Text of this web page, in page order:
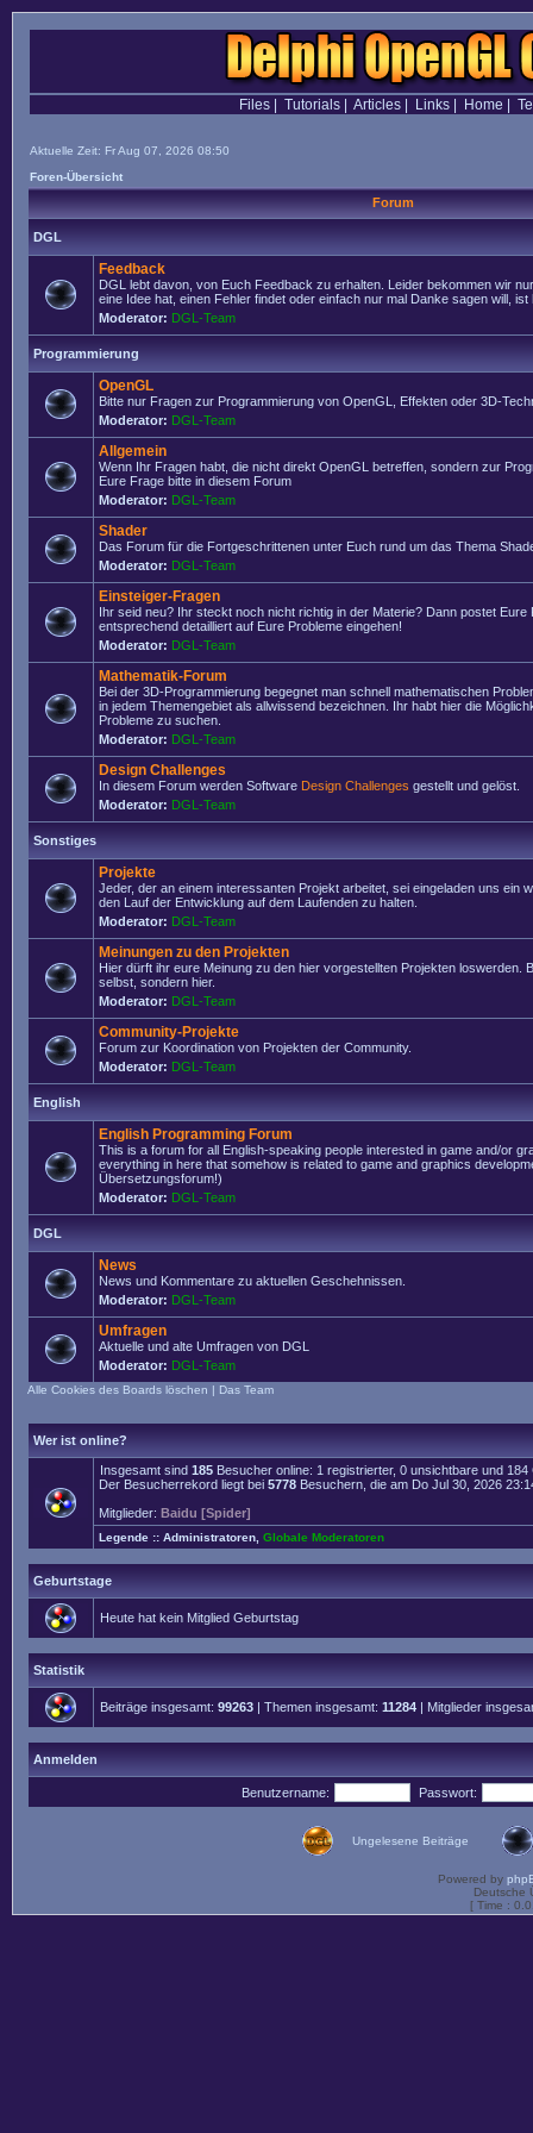
Files| Tutorials| Articles| Links| Home
Aktuelle Zeit: Fr Aug 07, 2026 08:50
Foren-Übersicht
Forum
DGL
Feedback
DGL lebt davon, von Euch Feedback zu erhalten. Leider bekommen wir
eine Idee hat, einen Fehler findet oder einfach nur mal Danke sagen will, ist
Moderator: DGL-Team
Programmierung
OpenGL
Bitte nur Fragen zur Programmierung von OpenGL, Effekten oder 3D-
Moderator: DGL-Team
Allgemein
Wenn Ihr Fragen habt, die nicht direkt OpenGL betreffen, sondern zur
Eure Frage bitte in diesem Forum
Moderator: DGL-Team
Shader
Das Forum für die Fortgeschrittenen unter Euch rund um das Thema
Moderator: DGL-Team
Einsteiger-Fragen
Ihr seid neu? Ihr steckt noch nicht richtig in der Materie? Dann postet Eure
entsprechend detailliert auf Eure Probleme eingehen!
Moderator: DGL-Team
Mathematik-Forum
Bei der 3D-Programmierung begegnet man schnell mathematischen
in jedem Themengebiet als allwissend bezeichnen. Ihr habt hier die
Probleme zu suchen.
Moderator: DGL-Team
Design Challenges
In diesem Forum werden Software Design Challenges gestellt und gelöst.
Moderator: DGL-Team
Sonstiges
Projekte
Jeder, der an einem interessanten Projekt arbeitet, sei eingeladen uns ein
den Lauf der Entwicklung auf dem Laufenden zu halten.
Moderator: DGL-Team
Meinungen zu den Projekten
Hier dürft ihr eure Meinung zu den hier vorgestellten Projekten loswerden.
selbst, sondern hier.
Moderator: DGL-Team
Community-Projekte
Forum zur Koordination von Projekten der Community.
Moderator: DGL-Team
English
English Programming Forum
This is a forum for all English-speaking people interested in game and/or
everything in here that somehow is related to game and graphics
Übersetzungsforum!)
Moderator: DGL-Team
DGL
News
News und Kommentare zu aktuellen Geschehnissen.
Moderator: DGL-Team
Umfragen
Aktuelle und alte Umfragen von DGL
Moderator: DGL-Team
Alle Cookies des Boards löschen | Das Team
Wer ist online?
Insgesamt sind 185 Besucher online: 1 registrierter, 0 unsichtbare und
Der Besucherrekord liegt bei 5778 Besuchern, die am Do Jul 30, 2026
Mitglieder: Baidu [Spider]
Legende :: Administratoren Globale Moderatoren
Geburtstage
Heute hat kein Mitglied Geburtstag
Statistik
Beiträge insgesamt: 99263 | Themen insgesamt: 11284 | Mitglieder
Anmelden
Benutzername: Passwort:
Ungelesene Beiträge
Powered by
Deutsche
[ Time :